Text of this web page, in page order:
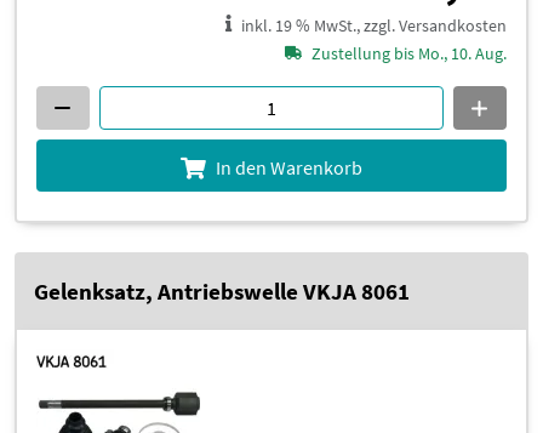
inkl. 19 % MwSt., zzgl. Versandkosten
Zustellung bis Mo., 10. Aug.
In den Warenkorb
Gelenksatz, Antriebswelle VKJA 8061